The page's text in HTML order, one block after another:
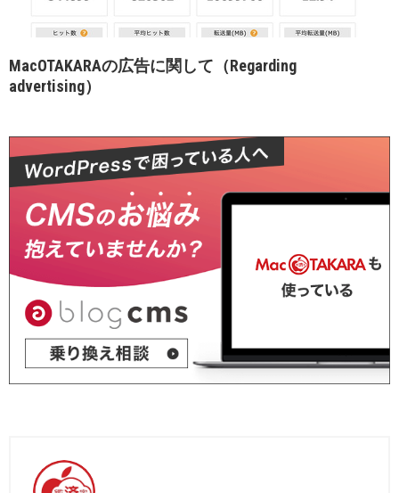
MacOTAKARAの広告に関して（Regarding
advertising）